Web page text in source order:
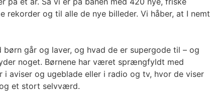
og til alle de nye billeder. Vi håber, at I nemt
går og laver, og hvad de er supergode til – og
noget. Børnene har været sprængfyldt med
aviser og ugeblade eller i radio og tv, hvor de viser
et stort selvværd.